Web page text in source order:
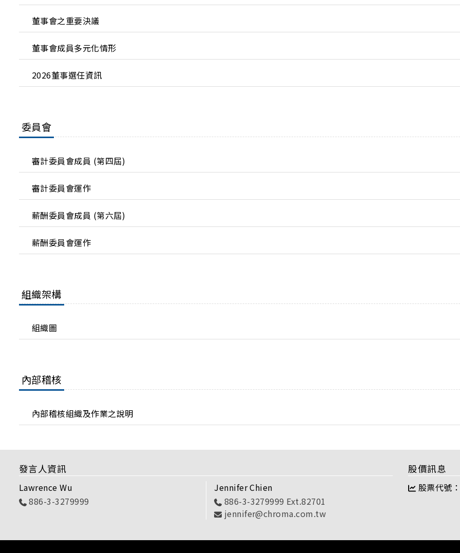
董事會之重要決議
董事會成員多元化情形
2026董事選任資訊
委員會
審計委員會成員 (第四屆)
審計委員會運作
薪酬委員會成員 (第六屆)
薪酬委員會運作
組織架構
組織圖
內部稽核
內部稽核組織及作業之說明
發言人資訊
Lawrence Wu
886-3-3279999
Jennifer Chien
886-3-3279999 Ext.82701
jennifer@chroma.com.tw
股價訊息
股票代號